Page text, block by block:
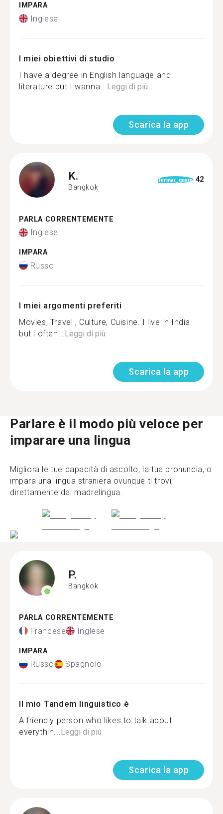
IMPARA
Inglese
I miei obiettivi di studio
I have a degree in English language and
literature but I wanna... Leggi di più
Scarica la app
K.
Bangkok
format_quote 42
PARLA CORRENTEMENTE
Inglese
IMPARA
Russo
I miei argomenti preferiti
Movies, Travel , Culture, Cuisine. I live in India
but i often... Leggi di più
Scarica la app
Parlare è il modo più veloce per
imparare una lingua
Migliora le tue capacità di ascolto, la tua pronuncia, o
impara una lingua straniera ovunque ti trovi,
direttamente dai madrelingua.
P.
Bangkok
PARLA CORRENTEMENTE
Francese Inglese
IMPARA
Russo Spagnolo
Il mio Tandem linguistico è
A friendly person who likes to talk about
everythin...Leggi di più
Scarica la app